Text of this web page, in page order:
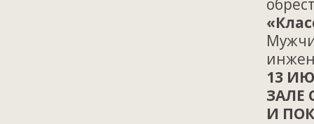
13
ЗАЛЕ
И